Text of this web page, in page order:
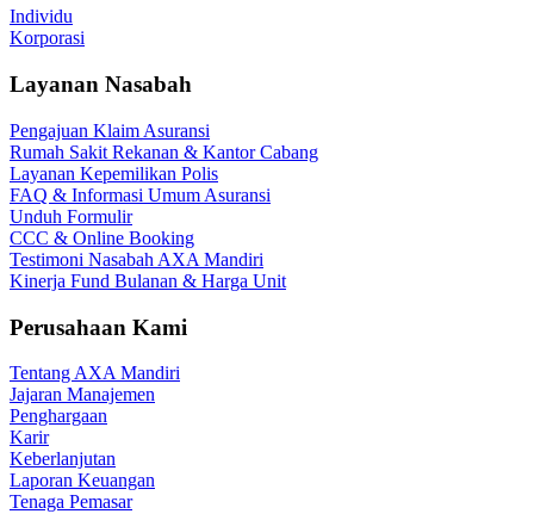
Individu
Korporasi
Layanan Nasabah
Pengajuan Klaim Asuransi
Rumah Sakit Rekanan & Kantor Cabang
Layanan Kepemilikan Polis
FAQ & Informasi Umum Asuransi
Unduh Formulir
CCC & Online Booking
Testimoni Nasabah AXA Mandiri
Kinerja Fund Bulanan & Harga Unit
Perusahaan Kami
Tentang AXA Mandiri
Jajaran Manajemen
Penghargaan
Karir
Keberlanjutan
Laporan Keuangan
Tenaga Pemasar